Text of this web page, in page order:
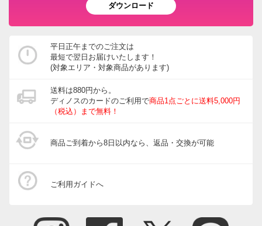
ダウンロード
平日正午までのご注文は
最短で翌日お届けいたします！
(対象エリア・対象商品があります)
送料は880円から。
ディノスのカードのご利用で商品1点ごとに送料5,000円
（税込）まで無料！
商品ご到着から8日以内なら、返品・交換が可能
ご利用ガイドへ